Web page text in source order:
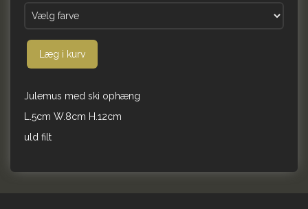
Læg i kurv
Julemus med ski ophæng
L.5cm W.8cm H.12cm
uld filt